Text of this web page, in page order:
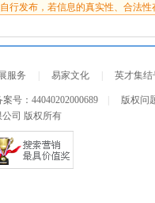
发布，若信息的真实性、合法性
服务 易家文化 英才集结
号： 44040202000689
版权问
公司 版权所有